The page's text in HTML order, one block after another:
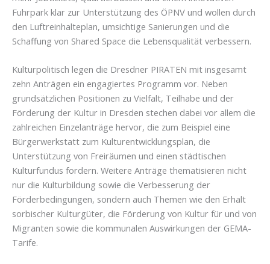
Fuhrpark klar zur Unterstützung des ÖPNV und wollen durch
den Luftreinhalteplan, umsichtige Sanierungen und die
Schaffung von Shared Space die Lebensqualität verbessern.
Kulturpolitisch legen die Dresdner PIRATEN mit insgesamt
zehn Anträgen ein engagiertes Programm vor. Neben
grundsätzlichen Positionen zu Vielfalt, Teilhabe und der
Förderung der Kultur in Dresden stechen dabei vor allem die
zahlreichen Einzelanträge hervor, die zum Beispiel eine
Bürgerwerkstatt zum Kulturentwicklungsplan, die
Unterstützung von Freiräumen und einen städtischen
Kulturfundus fordern. Weitere Anträge thematisieren nicht
nur die Kulturbildung sowie die Verbesserung der
Förderbedingungen, sondern auch Themen wie den Erhalt
sorbischer Kulturgüter, die Förderung von Kultur für und von
Migranten sowie die kommunalen Auswirkungen der GEMA-
Tarife.